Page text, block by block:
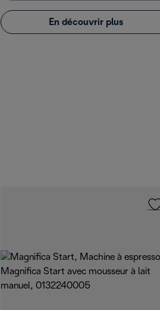
En découvrir plus